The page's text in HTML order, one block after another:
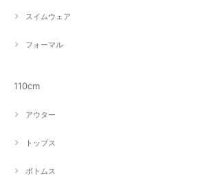
スイムウェア
フォーマル
110cm
アウター
トップス
ボトムス